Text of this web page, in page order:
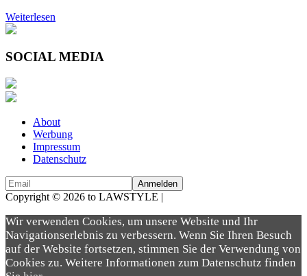
Weiterlesen
SOCIAL MEDIA
About
Werbung
Impressum
Datenschutz
Copyright © 2026 to LAWSTYLE |
Wir verwenden Cookies, um unsere Website und Ihr
Navigationserlebnis zu verbessern. Wenn Sie Ihren Besuch
auf der Website fortsetzen, stimmen Sie der Verwendung von
Cookies zu. Weitere Informationen zum Datenschutz finden